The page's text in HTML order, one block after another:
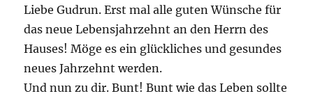
Liebe Gudrun. Erst mal alle guten Wünsche für
das neue Lebensjahrzehnt an den Herrn des
Hauses! Möge es ein glückliches und gesundes
neues Jahrzehnt werden.
Und nun zu dir. Bunt! Bunt wie das Leben sollte